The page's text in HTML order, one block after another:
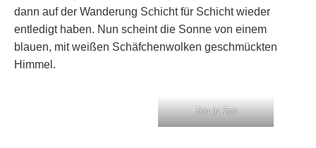
dann auf der Wanderung Schicht für Schicht wieder
entledigt haben. Nun scheint die Sonne von einem
blauen, mit weißen Schäfchenwolken geschmückten
Himmel.
Ton in Ton